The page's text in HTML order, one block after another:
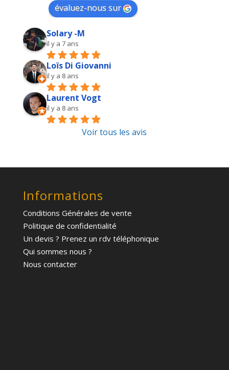
évaluez-nous sur
Solary -M
il y a 7 ans
Loïs Di Giovanni
il y a 8 ans
Laurent Vogt
il y a 8 ans
Voir tous les avis
Informations
Conditions Générales de vente
Politique de confidentialité
Un devis ? Prenez un rdv téléphonique
Qui sommes nous ?
Nous contacter